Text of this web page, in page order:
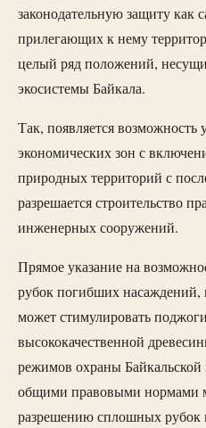
законодательную защиту как
прилегающих к нему
целый ряд положений,
экосистемы Байкала.
Так, появляется возможность
экономических зон с
природных территорий с
разрешается строительство
инженерных сооружений.
Прямое указание на
рубок погибших
может стимулировать
высококачественной
режимов охраны
общими правовыми нормами
разрешению сплошных рубок